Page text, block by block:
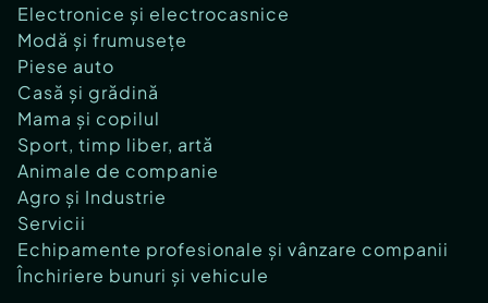
Electronice și electrocasnice
Modă și frumusețe
Piese auto
Casă și grădină
Mama și copilul
Sport, timp liber, artă
Animale de companie
Agro și Industrie
Servicii
Echipamente profesionale și vânzare companii
Închiriere bunuri și vehicule